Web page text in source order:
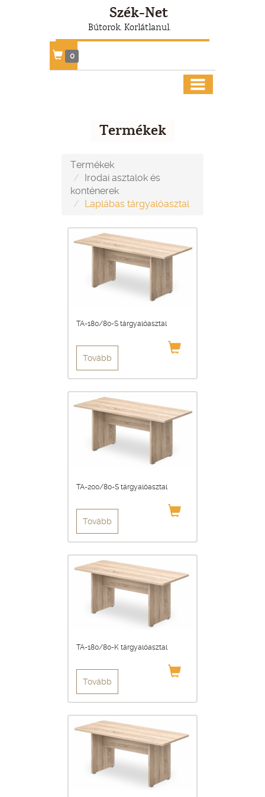
Szék-Net
Bútorok. Korlátlanul.
0
Termékek
Termékek
Irodai asztalok és
konténerek
Laplábas tárgyalóasztal
TA-180/80-S tárgyalóasztal
Tovább
TA-200/80-S tárgyalóasztal
Tovább
TA-180/80-K tárgyalóasztal
Tovább